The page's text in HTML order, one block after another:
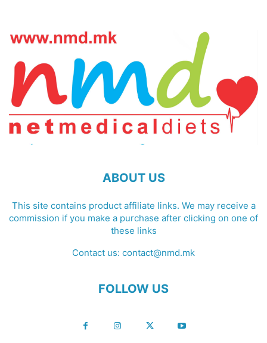
ABOUT US
This site contains product affiliate links. We may receive a
commission if you make a purchase after clicking on one of
these links
Contact us: contact@nmd.mk
FOLLOW US